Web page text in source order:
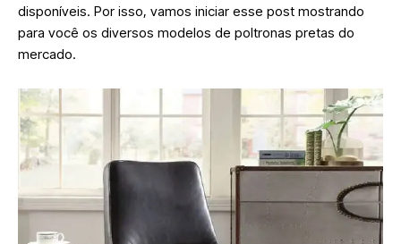
disponíveis. Por isso, vamos iniciar esse post mostrando
para você os diversos modelos de poltronas pretas do
mercado.